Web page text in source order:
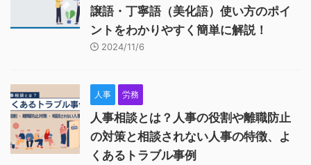
譲語・丁寧語（美化語）使い方のポイ
ントをわかりやすく簡単に解説！
2024/11/6
人事 労務
人事相談とは？人事の役割や離職防止
の対策と相談されない人事の特徴、よ
くあるトラブル事例